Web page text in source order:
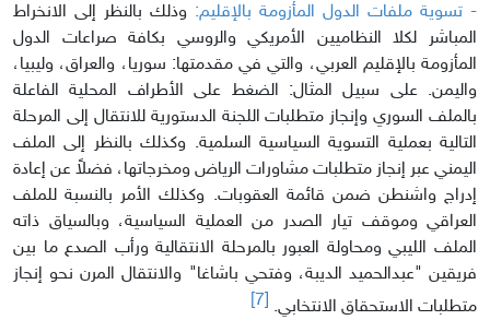
- تسوية ملفات الدول المأزومة بالإقليم: وذلك بالنظر إلى الانخراط
المباشر لكلا النظاميين الأمريكي والروسي بكافة صراعات الدول
المأزومة بالإقليم العربي، والتي في مقدمتها: سوريا، والعراق، وليبيا،
واليمن. على سبيل المثال: الضغط على الأطراف المحلية الفاعلة
بالملف السوري وإنجاز متطلبات اللجنة الدستورية للانتقال إلى المرحلة
التالية بعملية التسوية السياسية السلمية. وكذلك بالنظر إلى الملف
اليمني عبر إنجاز متطلبات مشاورات الرياض ومخرجاتها، فضلاً عن إعادة
إدراج واشنطن ضمن قائمة العقوبات. وكذلك الأمر بالنسبة للملف
العراقي وموقف تيار الصدر من العملية السياسية، وبالسياق ذاته
الملف الليبي ومحاولة العبور بالمرحلة الانتقالية ورأب الصدع ما بين
فريقين "عبدالحميد الديبة، وفتحي باشاغا" والانتقال المرن نحو إنجاز
متطلبات الاستحقاق الانتخابي.